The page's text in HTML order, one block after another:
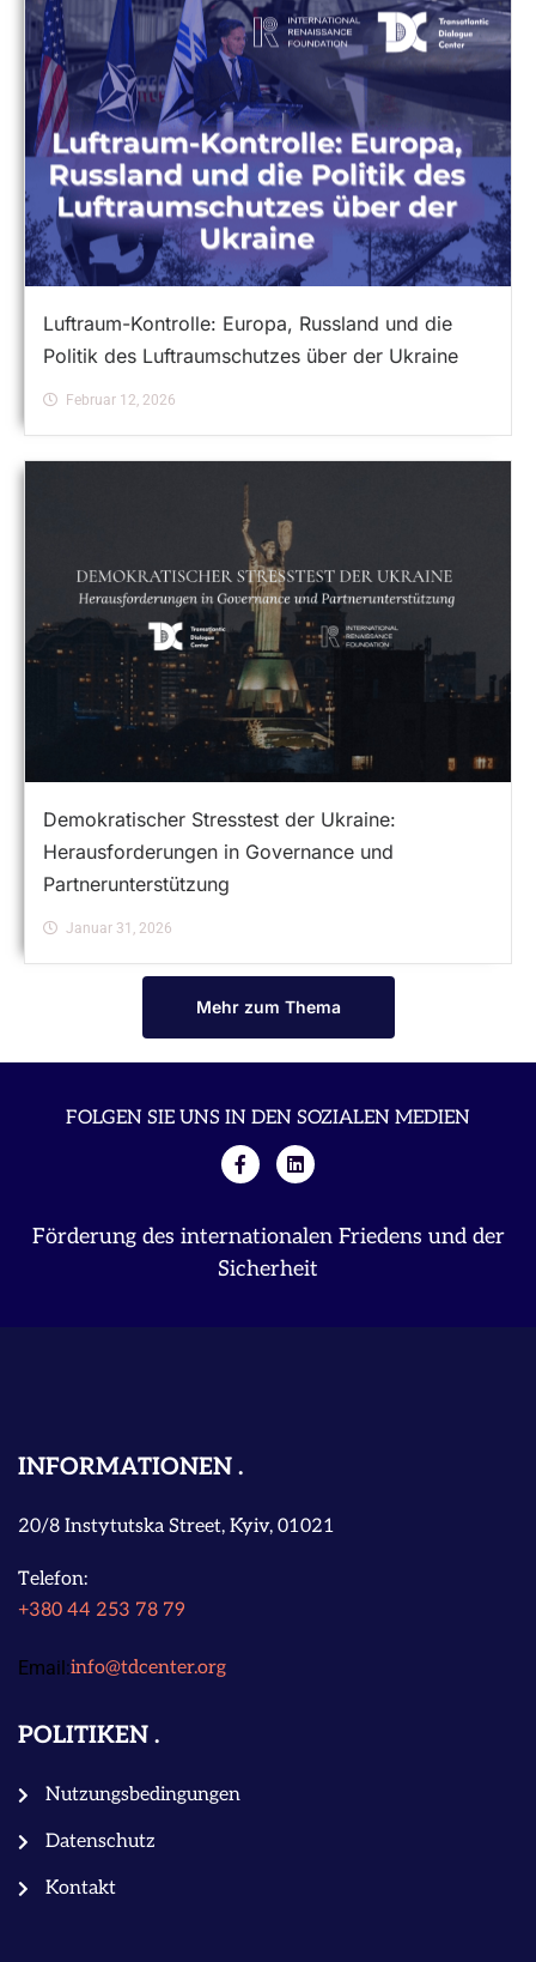
Luftraum-Kontrolle: Europa, Russland und die
Politik des Luftraumschutzes über der Ukraine
Februar 12, 2026
Demokratischer Stresstest der Ukraine:
Herausforderungen in Governance und
Partnerunterstützung
Januar 31, 2026
Mehr zum Thema
FOLGEN SIE UNS IN DEN SOZIALEN MEDIEN
Förderung des internationalen Friedens und der
Sicherheit
INFORMATIONEN
20/8 Instytutska Street, Kyiv, 01021
Telefon:
+380 44 253 78 79
Email:info@tdcenter.org
POLITIKEN
Nutzungsbedingungen
Datenschutz
Kontakt